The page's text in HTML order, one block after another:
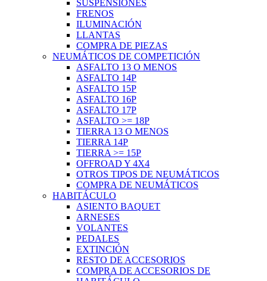
SUSPENSIONES
FRENOS
ILUMINACIÓN
LLANTAS
COMPRA DE PIEZAS
NEUMÁTICOS DE COMPETICIÓN
ASFALTO 13 O MENOS
ASFALTO 14P
ASFALTO 15P
ASFALTO 16P
ASFALTO 17P
ASFALTO >= 18P
TIERRA 13 O MENOS
TIERRA 14P
TIERRA >= 15P
OFFROAD Y 4X4
OTROS TIPOS DE NEUMÁTICOS
COMPRA DE NEUMÁTICOS
HABITÁCULO
ASIENTO BAQUET
ARNESES
VOLANTES
PEDALES
EXTINCIÓN
RESTO DE ACCESORIOS
COMPRA DE ACCESORIOS DE